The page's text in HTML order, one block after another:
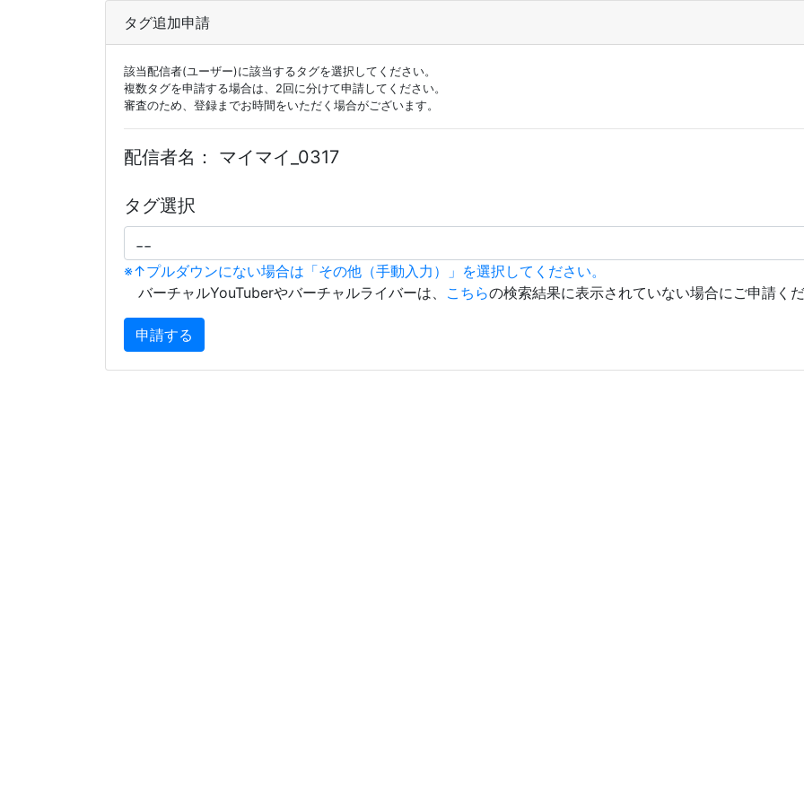
タグ追加申請
該当配信者(ユーザー)に該当するタグを選択してください。
複数タグを申請する場合は、2回に分けて申請してください。
審査のため、登録までお時間をいただく場合がございます。
配信者名： マイマイ_0317
タグ選択
※↑プルダウンにない場合は「その他（手動入力）」を選択してください。
バーチャルYouTuberやバーチャルライバーは、 こちらの検索結果に表示されていない場合にご申請く
申請する